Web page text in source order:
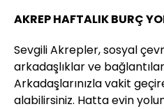
AKREP HAFTALIK BURÇ
Sevgili Akrepler, sosyal
arkadaşlıklar ve
Arkadaşlarınızla vakit
alabilirsiniz. Hatta evin